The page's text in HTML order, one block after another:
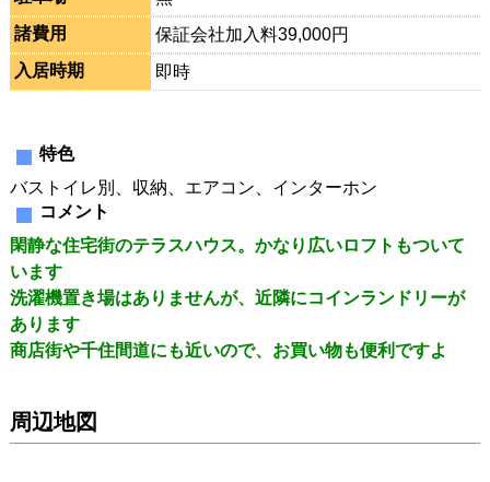
諸費用
保証会社加入料39,000円
入居時期
即時
特色
バストイレ別、収納、エアコン、インターホン
コメント
閑静な住宅街のテラスハウス。かなり広いロフトもついて
います
洗濯機置き場はありませんが、近隣にコインランドリーが
あります
商店街や千住間道にも近いので、お買い物も便利ですよ
周辺地図